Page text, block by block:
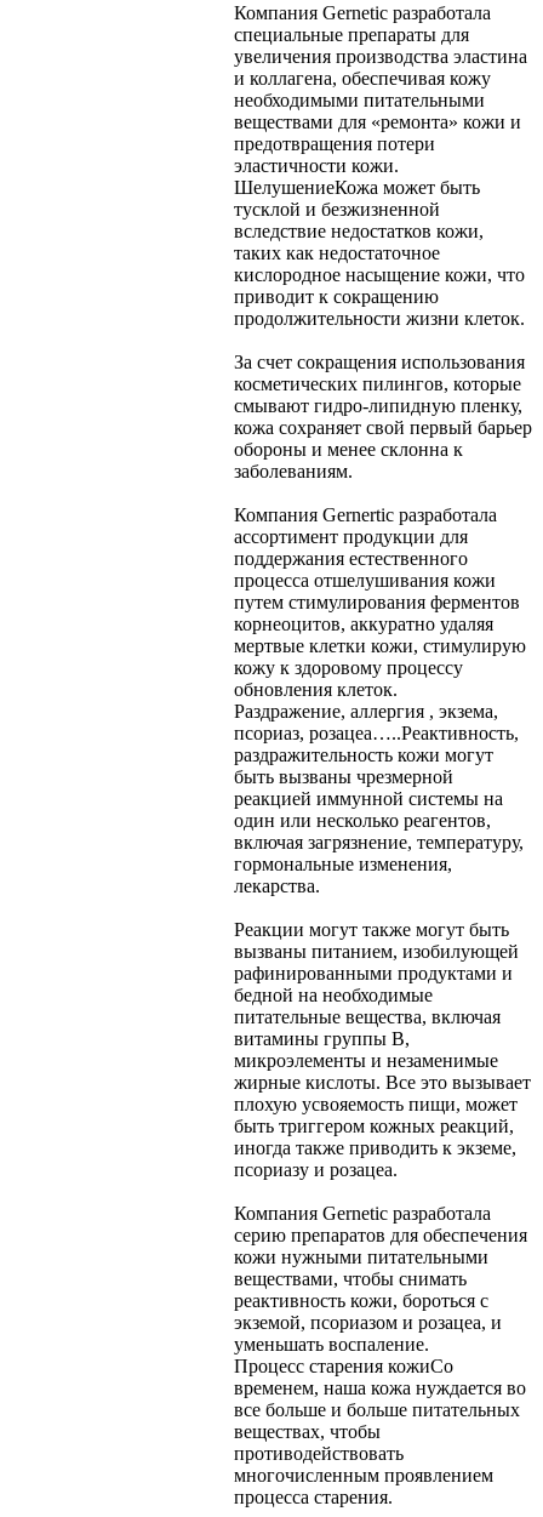
Компания Gernetic разработала
специальные препараты для
увеличения производства эластина
и коллагена, обеспечивая кожу
необходимыми питательными
веществами для «ремонта» кожи и
предотвращения потери
эластичности кожи.
ШелушениеКожа может быть
тусклой и безжизненной
вследствие недостатков кожи,
таких как недостаточное
кислородное насыщение кожи, что
приводит к сокращению
продолжительности жизни клеток.
За счет сокращения использования
косметических пилингов, которые
смывают гидро-липидную пленку,
кожа сохраняет свой первый барьер
обороны и менее склонна к
заболеваниям.
Компания Gernertic разработала
ассортимент продукции для
поддержания естественного
процесса отшелушивания кожи
путем стимулирования ферментов
корнеоцитов, аккуратно удаляя
мертвые клетки кожи, стимулирую
кожу к здоровому процессу
обновления клеток.
Раздражение, аллергия , экзема,
псориаз, розацеа…..Реактивность,
раздражительность кожи могут
быть вызваны чрезмерной
реакцией иммунной системы на
один или несколько реагентов,
включая загрязнение, температуру,
гормональные изменения,
лекарства.
Реакции могут также могут быть
вызваны питанием, изобилующей
рафинированными продуктами и
бедной на необходимые
питательные вещества, включая
витамины группы В,
микроэлементы и незаменимые
жирные кислоты. Все это вызывает
плохую усвояемость пищи, может
быть триггером кожных реакций,
иногда также приводить к экземе,
псориазу и розацеа.
Компания Gernetic разработала
серию препаратов для обеспечения
кожи нужными питательными
веществами, чтобы снимать
реактивность кожи, бороться с
экземой, псориазом и розацеа, и
уменьшать воспаление.
Процесс старения кожиСо
временем, наша кожа нуждается во
все больше и больше питательных
веществах, чтобы
противодействовать
многочисленным проявлением
процесса старения.